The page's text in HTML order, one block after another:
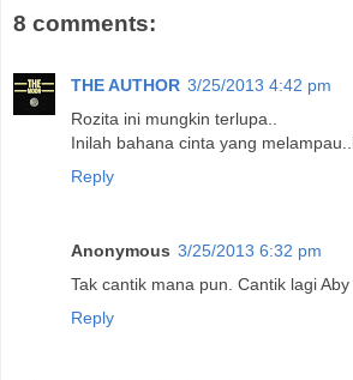
8 comments:
THE AUTHOR 3/25/2013 4:42 pm
Rozita ini mungkin terlupa..
Inilah bahana cinta yang
Reply
Anonymous 3/25/2013 6:32 pm
Tak cantik mana pun. Cantik lagi Aby
Reply